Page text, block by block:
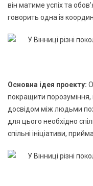
він матиме успіх та
говорить одна із
Основна ідея проекту:
покращити порозуміння,
досвідом між людьми
для цього необхідно
спільні ініціативи,